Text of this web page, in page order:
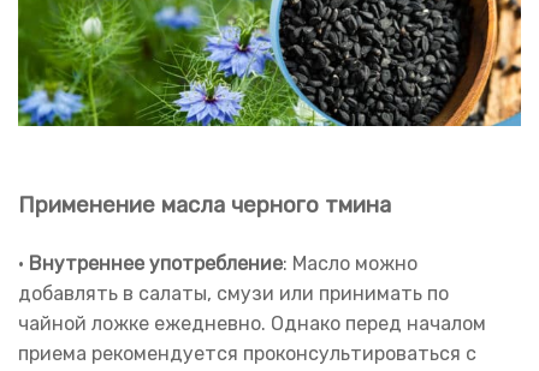
Применение масла черного тмина
• Внутреннее употребление: Масло можно
добавлять в салаты, смузи или принимать по
чайной ложке ежедневно. Однако перед началом
приема рекомендуется проконсультироваться с